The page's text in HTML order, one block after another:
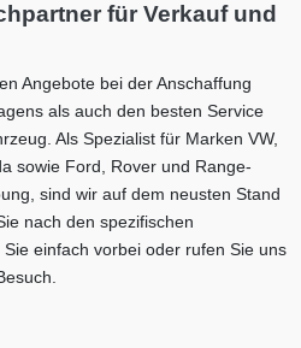
für Verkauf und
Angebote bei der Anschaffung
als auch den besten Service
Als Spezialist für Marken VW,
sowie Ford, Rover und Range-
sind wir auf dem neusten Stand
nach den spezifischen
einfach vorbei oder rufen Sie uns